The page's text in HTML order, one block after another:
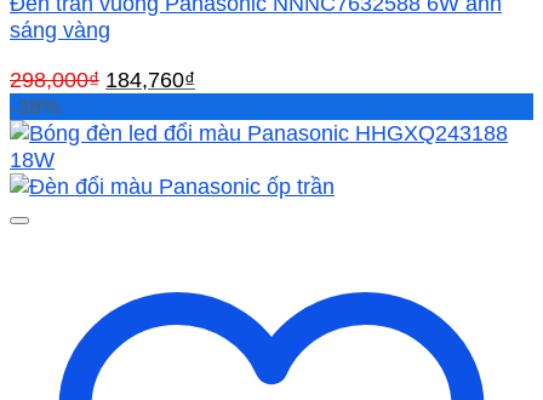
sáng vàng
298,000₫ Giá
là:
184,760₫
tại
184,760₫.
-38%